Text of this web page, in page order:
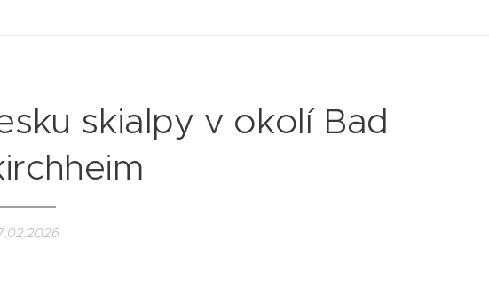
skialpy v okolí Bad